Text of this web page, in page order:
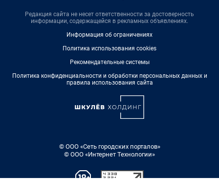
Редакция сайта не несет ответственности за достоверность
информации, содержащейся в рекламных объявлениях.
Информация об ограничениях
Политика использования cookies
Рекомендательные системы
Политика конфиденциальности и обработки персональных данных и
правила использования сайта
© ООО «Сеть городских порталов»
© ООО «Интернет Технологии»